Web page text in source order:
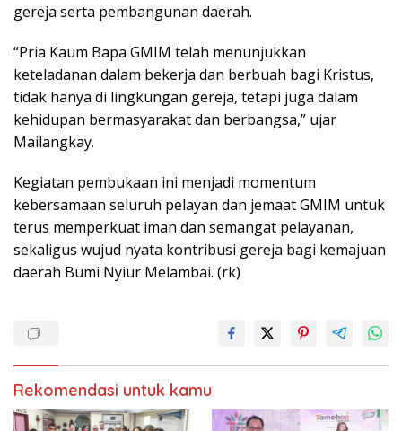
gereja serta pembangunan daerah.
“Pria Kaum Bapa GMIM telah menunjukkan
keteladanan dalam bekerja dan berbuah bagi Kristus,
tidak hanya di lingkungan gereja, tetapi juga dalam
kehidupan bermasyarakat dan berbangsa,” ujar
Mailangkay.
Kegiatan pembukaan ini menjadi momentum
kebersamaan seluruh pelayan dan jemaat GMIM untuk
terus memperkuat iman dan semangat pelayanan,
sekaligus wujud nyata kontribusi gereja bagi kemajuan
daerah Bumi Nyiur Melambai. (rk)
Rekomendasi untuk kamu